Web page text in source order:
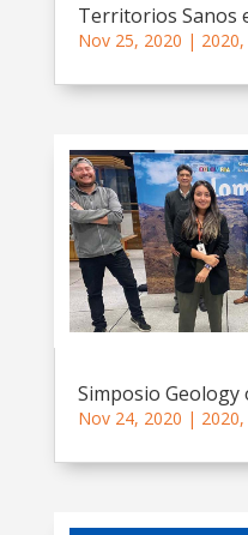
Territorios Sanos
Nov 25, 2020 | 2020,
Simposio Geology
Nov 24, 2020 | 2020,